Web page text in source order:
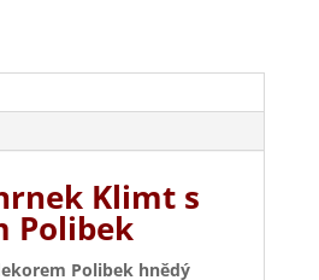
Klimt s
Polibek
Polibek hnědý